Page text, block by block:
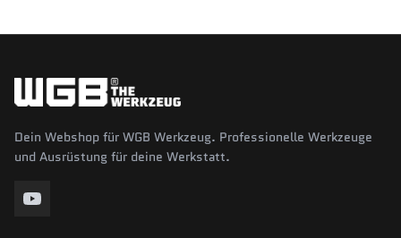
Dein Webshop für WGB Werkzeug. Professionelle Werkzeuge
und Ausrüstung für deine Werkstatt.